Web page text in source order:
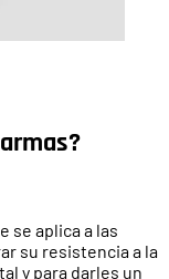
se aplica a las
su resistencia a la
y para darles un